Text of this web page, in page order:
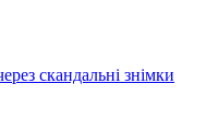
скандальні знімки